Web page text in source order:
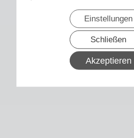
Einstellungen
Schließen
Akzeptieren